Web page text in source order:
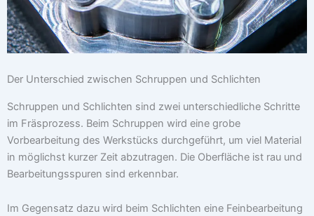
Der Unterschied zwischen Schruppen und Schlichten
Schruppen und Schlichten sind zwei unterschiedliche Schritte
im Fräsprozess. Beim Schruppen wird eine grobe
Vorbearbeitung des Werkstücks durchgeführt, um viel Material
in möglichst kurzer Zeit abzutragen. Die Oberfläche ist rau und
Bearbeitungsspuren sind erkennbar.
Im Gegensatz dazu wird beim Schlichten eine Feinbearbeitung